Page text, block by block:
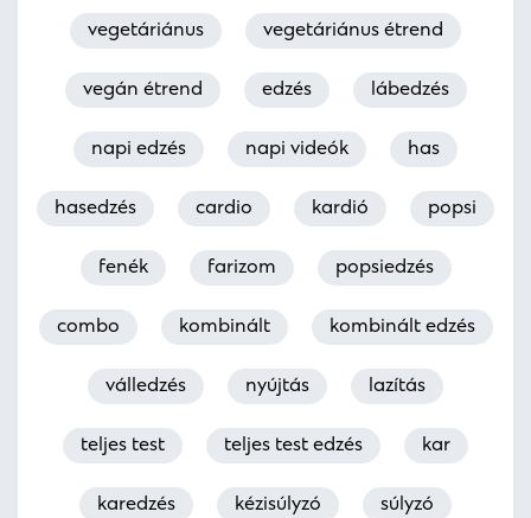
vegetáriánus vegetáriánus étrend
vegán étrend edzés lábedzés
napi edzés napi videók has
hasedzés cardio kardió popsi
fenék farizom popsiedzés
combo kombinált kombinált edzés
válledzés nyújtás lazítás
teljes test teljes test edzés kar
karedzés kézisúlyzó súlyzó